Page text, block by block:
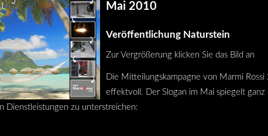
Mai 2010
Veröffentlichung Naturstein
Zur Vergrößerung klicken Sie das Bild an
Die Mitteilungskampagne von Marmi
effektvoll. Der Slogan im Mai spiegelt
Dienstleistungen zu unterstreichen: